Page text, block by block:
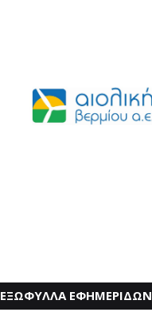
ΕΞΩΦΥΛΛΑ ΕΦΗΜΕΡΙΔΩΝ